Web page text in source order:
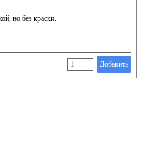
но без краски.
Добавить